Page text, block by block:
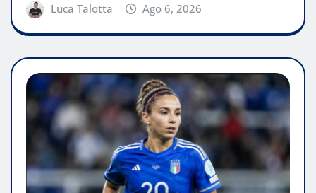
Luca Talotta Ago 6, 2026